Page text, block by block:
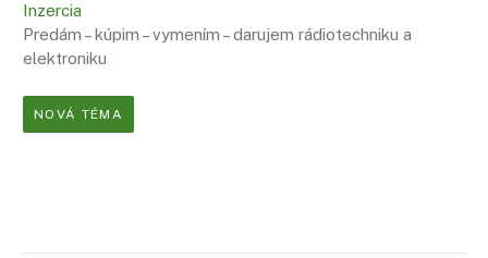
Inzercia
Predám – kúpim – vymením – darujem rádiotechniku a
elektroniku
NOVÁ TÉMA